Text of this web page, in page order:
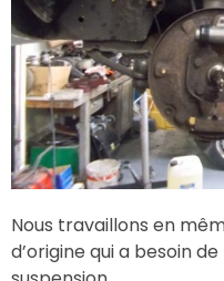
Nous travaillons en
d’origine qui a besoin